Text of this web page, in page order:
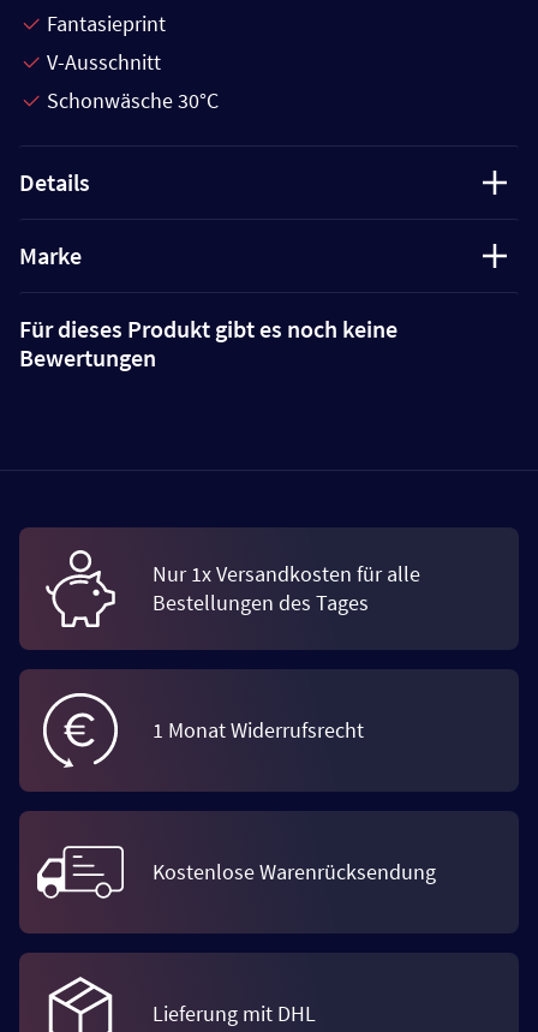
Fantasieprint
V-Ausschnitt
Schonwäsche 30°C
Details
Marke
Für dieses Produkt gibt es noch keine
Bewertungen
Nur 1x Versandkosten für alle
Bestellungen des Tages
1 Monat Widerrufsrecht
Kostenlose Warenrücksendung
Lieferung mit DHL